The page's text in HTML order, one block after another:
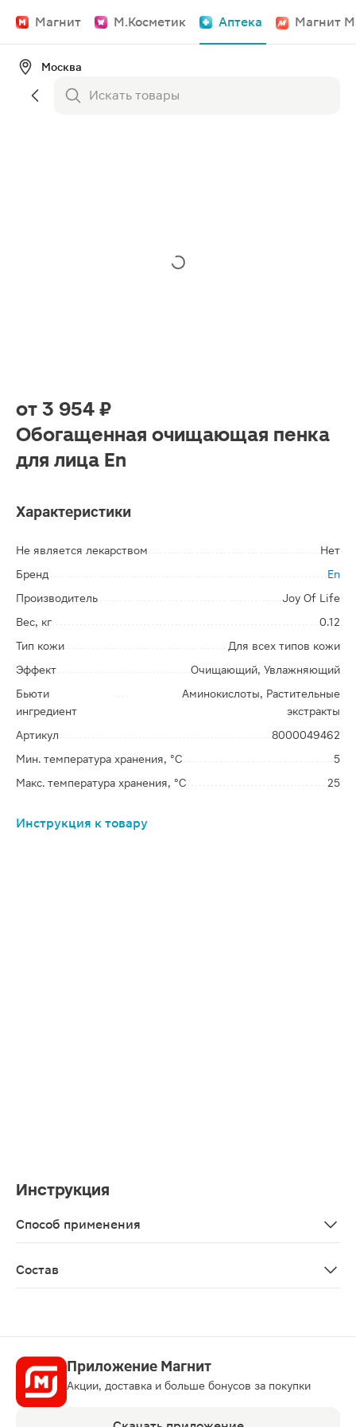
Магнит М.Косметик Аптека Магнит
Москва
от 3 954 ₽
Обогащенная очищающая пенка
для лица En
Характеристики
Не является лекарством
Нет
Бренд
En
Производитель
Joy Of Life
Вес, кг
0.12
Тип кожи
Для всех типов кожи
Эффект
Очищающий, Увлажняющий
Бьюти
ингредиент
Аминокислоты, Растительные
экстракты
Артикул
8000049462
Мин. температура хранения, °C
5
Макс. температура хранения, °C
25
Инструкция к товару
Инструкция
Способ применения
Состав
Приложение Магнит
Акции, доставка и больше бонусов за покупки